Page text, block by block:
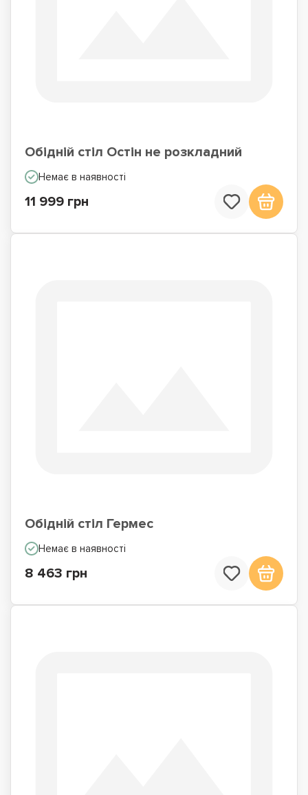
Обідній стіл Остін не розкладний
Немає в наявності
11 999 грн
Обідній стіл Гермес
Немає в наявності
8 463 грн